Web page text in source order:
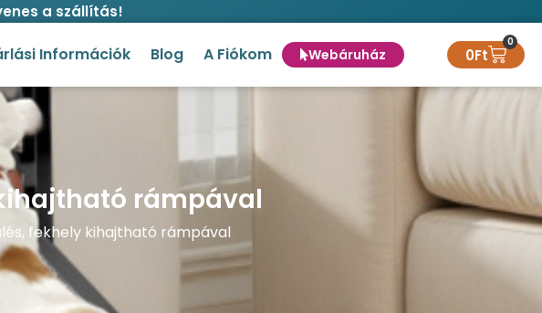
a szállítás!
Információk Blog A Fiókom Webáruház 0Ft
0
rámpával
fekhely kihajtható rámpával